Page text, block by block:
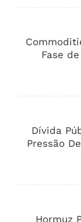
Fase
Dívida
Pressão
Hormuz